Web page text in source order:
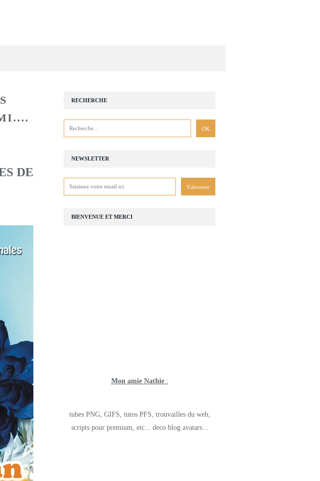
DE
NEWSLETTER
RECHERCHE
BIENVENUE ET MERCI
Mon amie Nathie:
tubes PNG, GIFS, tutos PFS, trouvailles du web,
scripts pour premium, etc... deco blog avatars...